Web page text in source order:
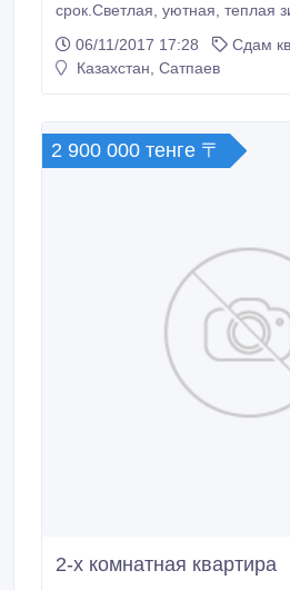
срок.Светлая, уютная, теплая
06/11/2017 17:28
Сдам
Казахстан, Сатпаев
2 900 000 тенге 〒
2-х комнатная квартира